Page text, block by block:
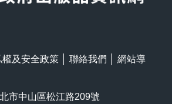
權及安全政策 聯絡我們
網站導
市中山區松江路209號